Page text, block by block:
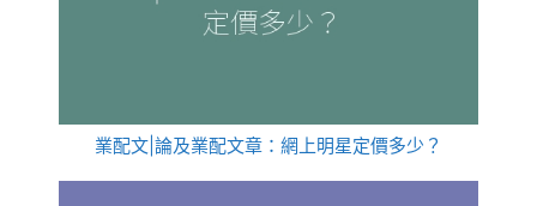
業配文|論及業配文章：網上明星定價多少？